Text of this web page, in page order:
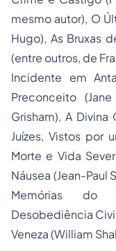
mesmo autor), O
Hugo), As Bruxas
(entre outros, de
Incidente em
Preconceito
Grisham), A Divina
Juízes, Vistos por
Morte e Vida
Náusea (Jean-Paul
Memórias do
Desobediência
Veneza(William